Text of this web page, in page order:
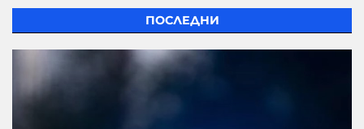
ПОСЛЕДНИ